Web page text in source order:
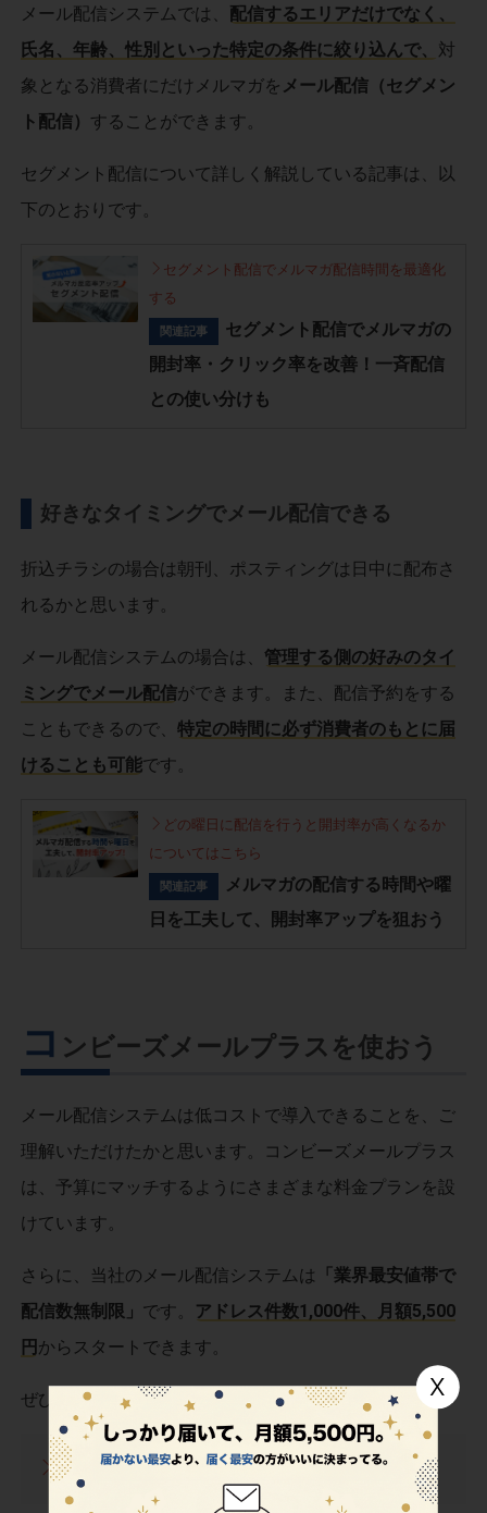
メール配信システムでは、 配信するエリアだけでなく、
氏名、年齢、性別といった特定の条件に絞り込んで、 対
象となる消費者にだけメルマガを メール配信（セグメン
ト配信） することができます。
セグメント配信について詳しく解説している記事は、以
下のとおりです。
セグメント配信でメルマガ配信時間を最適化
する
関連記事
セグメント配信でメルマガの
開封率・クリック率を改善！一斉配信
との使い分けも
好きなタイミングでメール配信できる
折込チラシの場合は朝刊、ポスティングは日中に配布さ
れるかと思います。
メール配信システムの場合は、管理する側の好みのタイ
ミングでメール配信ができます。また、配信予約をする
こともできるので、特定の時間に必ず消費者のもとに届
けることも可能です。
どの曜日に配信を行うと開封率が高くなるか
についてはこちら
関連記事
メルマガの配信する時間や曜
日を工夫して、開封率アップを狙おう
コ ンビーズメールプラスを使おう
メール配信システムは低コストで導入できることを、ご
理解いただけたかと思います。コンビーズメールプラス
は、予算にマッチするようにさまざまな料金プランを設
けています。
さらに、当社のメール配信システムは
「業界最安値帯で
配信数無制限」 です。 アドレス件数1,000件、月額5,500
円 からスタートできます。
ぜひ、料金プランをご参照ください。
業界最安値帯の料金プランはこちら